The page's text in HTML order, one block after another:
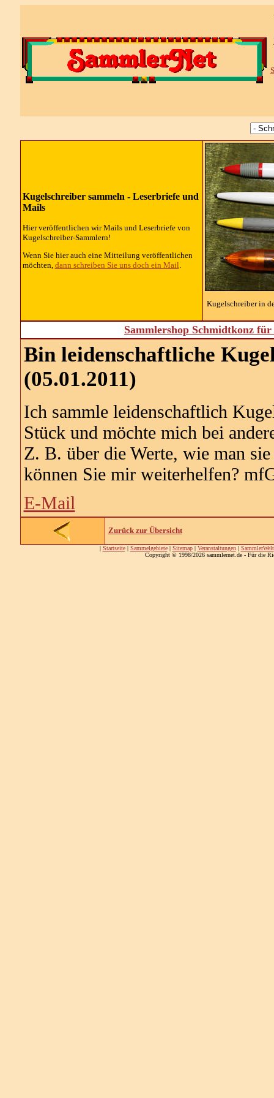
Kugelschreiber sammeln - Leserbriefe und
Mails
Hier veröffentlichen wir Mails und Leserbriefe von
Kugelschreiber-Sammlern!
Wenn Sie hier auch eine Mitteilung veröffentlichen
möchten, dann schreiben Sie uns doch ein Mail
Kugelschreiber in
Sammlershop Schmidtkonz
Bin leidenschaftliche
(05.01.2011)
Ich sammle leidenschaftlich
Stück und möchte mich bei
Z. B. über die Werte, wie man
können Sie mir weiterhelfen?
E-Mail
Zurück zur Übersicht
| Startseite| Sammelgebiete| Sitemap| Veranstaltungen| SammlerWelt
Copyright © 1998/2026 sammlernet.de - Für die